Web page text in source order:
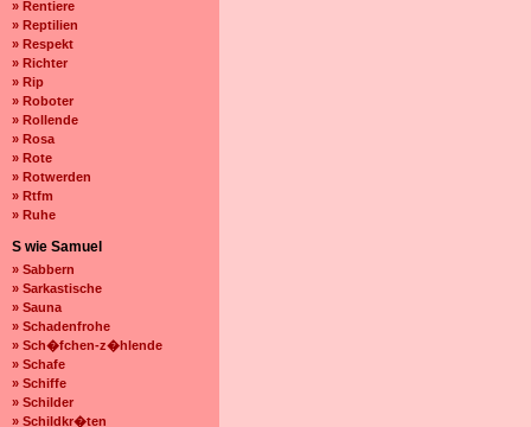
» Rentiere
» Reptilien
» Respekt
» Richter
» Rip
» Roboter
» Rollende
» Rosa
» Rote
» Rotwerden
» Rtfm
» Ruhe
S wie Samuel
» Sabbern
» Sarkastische
» Sauna
» Schadenfrohe
» Sch�fchen-z�hlende
» Schafe
» Schiffe
» Schilder
» Schildkr�ten